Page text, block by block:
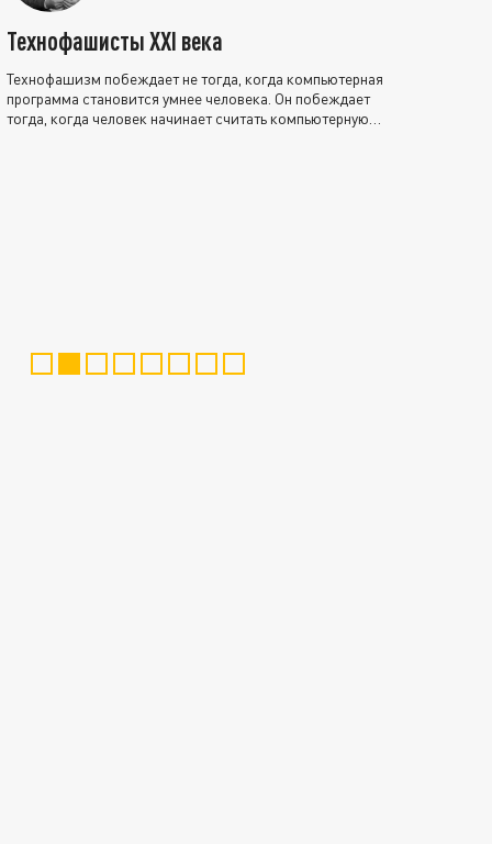
Технофашисты XXI века
Технофашизм побеждает не тогда, когда компьютерная
программа становится умнее человека. Он побеждает
тогда, когда человек начинает считать компьютерную